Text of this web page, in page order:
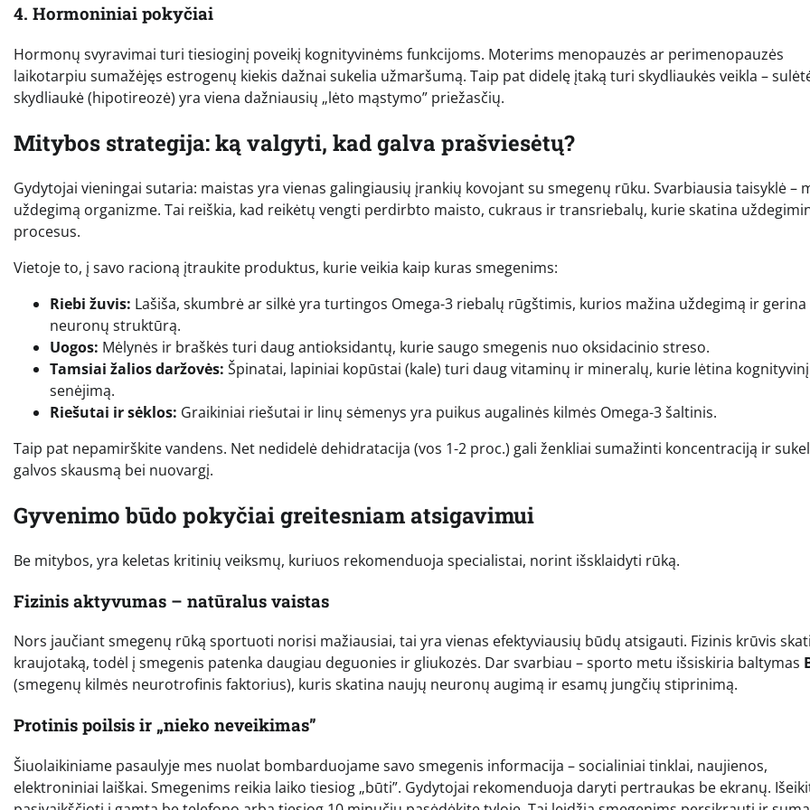
4. Hormoniniai pokyčiai
Hormonų svyravimai turi tiesioginį poveikį kognityvinėms funkcijoms. Moterims menopauzės ar perimenopauzės
laikotarpiu sumažėjęs estrogenų kiekis dažnai sukelia užmaršumą. Taip pat didelę įtaką turi skydliaukės veikla –
skydliaukė (hipotireozė) yra viena dažniausių „lėto mąstymo” priežasčių.
Mitybos strategija: ką valgyti, kad galva prašviesėtų?
Gydytojai vieningai sutaria: maistas yra vienas galingiausių įrankių kovojant su smegenų rūku. Svarbiausia taisyklė –
uždegimą organizme. Tai reiškia, kad reikėtų vengti perdirbto maisto, cukraus ir transriebalų, kurie skatina
procesus.
Vietoje to, į savo racioną įtraukite produktus, kurie veikia kaip kuras smegenims:
Riebi žuvis: Lašiša, skumbrė ar silkė yra turtingos Omega-3 riebalų rūgštimis, kurios mažina uždegimą ir gerina
neuronų struktūrą.
Uogos: Mėlynės ir braškės turi daug antioksidantų, kurie saugo smegenis nuo oksidacinio streso.
Tamsiai žalios daržovės: Špinatai, lapiniai kopūstai (kale) turi daug vitaminų ir mineralų, kurie lėtina kognityvinį
senėjimą.
Riešutai ir sėklos: Graikiniai riešutai ir linų sėmenys yra puikus augalinės kilmės Omega-3 šaltinis.
Taip pat nepamirškite vandens. Net nedidelė dehidratacija (vos 1-2 proc.) gali ženkliai sumažinti koncentraciją ir
galvos skausmą bei nuovargį.
Gyvenimo būdo pokyčiai greitesniam atsigavimui
Be mitybos, yra keletas kritinių veiksmų, kuriuos rekomenduoja specialistai, norint išsklaidyti rūką.
Fizinis aktyvumas – natūralus vaistas
Nors jaučiant smegenų rūką sportuoti norisi mažiausiai, tai yra vienas efektyviausių būdų atsigauti. Fizinis krūvis
kraujotaką, todėl į smegenis patenka daugiau deguonies ir gliukozės. Dar svarbiau – sporto metu išsiskiria baltymas
(smegenų kilmės neurotrofinis faktorius), kuris skatina naujų neuronų augimą ir esamų jungčių stiprinimą.
Protinis poilsis ir „nieko neveikimas”
Šiuolaikiniame pasaulyje mes nuolat bombarduojame savo smegenis informacija – socialiniai tinklai, naujienos,
elektroniniai laiškai. Smegenims reikia laiko tiesiog „būti”. Gydytojai rekomenduoja daryti pertraukas be ekranų.